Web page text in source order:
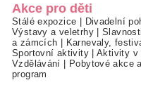
Akce pro děti
Stálé expozice | Divadelní
Výstavy a veletrhy|Slavnosti
a zámcích | Karnevaly,
Sportovní aktivity|Aktivity v
Vzdělávání | Pobytové akce
program